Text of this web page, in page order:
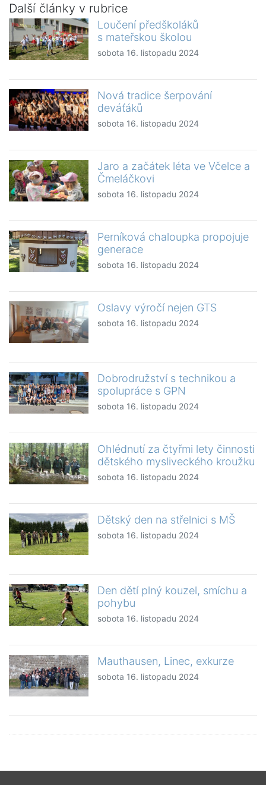
Další články v rubrice
Loučení předškoláků
s mateřskou školou
sobota 16. listopadu 2024
Nová tradice šerpování
deváťáků
sobota 16. listopadu 2024
Jaro a začátek léta ve Včelce a
Čmeláčkovi
sobota 16. listopadu 2024
Perníková chaloupka propojuje
generace
sobota 16. listopadu 2024
Oslavy výročí nejen GTS
sobota 16. listopadu 2024
Dobrodružství s technikou a
spolupráce s GPN
sobota 16. listopadu 2024
Ohlédnutí za čtyřmi lety činnosti
dětského mysliveckého kroužku
sobota 16. listopadu 2024
Dětský den na střelnici s MŠ
sobota 16. listopadu 2024
Den dětí plný kouzel, smíchu a
pohybu
sobota 16. listopadu 2024
Mauthausen, Linec, exkurze
sobota 16. listopadu 2024